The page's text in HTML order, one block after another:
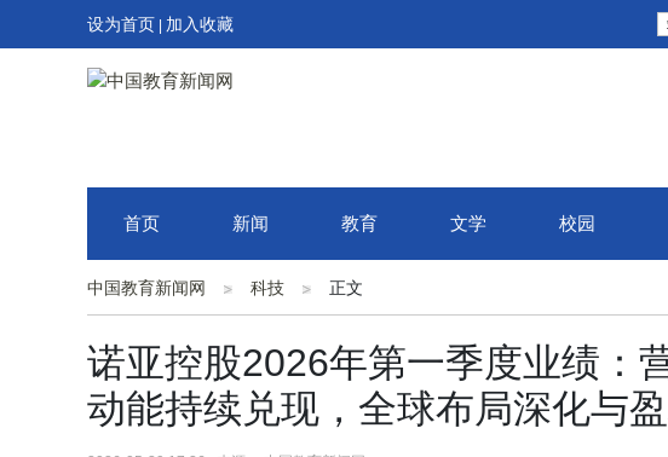
设为首页 加入收藏
首页 新闻 教育 文学 校园
中国教育新闻网 科技 正文
诺亚控股2026年第一季度业绩：
动能持续兑现，全球布局深化与